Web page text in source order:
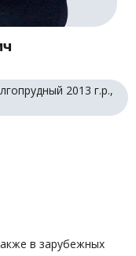
2013 г.р.,
в зарубежных